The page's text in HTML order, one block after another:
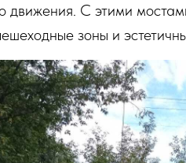
движения. С этими
зоны и